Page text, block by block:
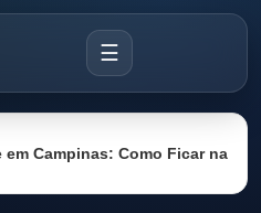
☰
Campinas: Como Ficar na